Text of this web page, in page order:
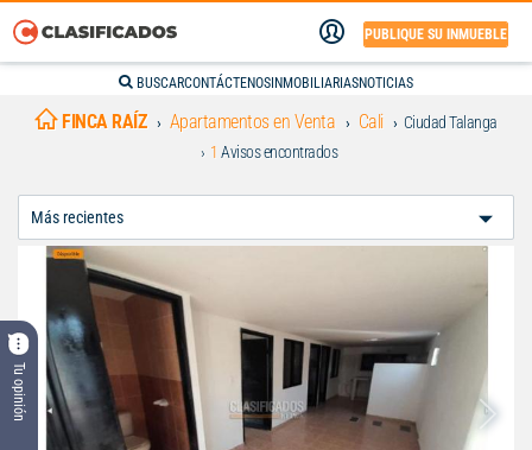
PUBLIQUE SU INMUEBLE
BUSCARCONTÁCTENOS INMOBILIARIASNOTICIAS
Tu opinión
FINCA RAÍZ Apartamentos en Venta Cali
Ciudad Talanga
1 Avisos encontrados